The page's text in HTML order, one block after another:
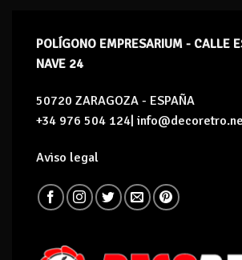
POLÍGONO EMPRESARIUM - CALLE
NAVE 24
50720 ZARAGOZA - ESPAÑA
+34 976 504 124|
Aviso legal